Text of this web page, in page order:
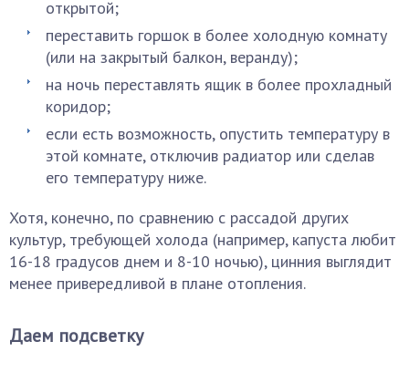
открытой;
переставить горшок в более холодную комнату
(или на закрытый балкон, веранду);
на ночь переставлять ящик в более прохладный
коридор;
если есть возможность, опустить температуру в
этой комнате, отключив радиатор или сделав
его температуру ниже.
Хотя, конечно, по сравнению с рассадой других
культур, требующей холода (например, капуста любит
16-18 градусов днем и 8-10 ночью), цинния выглядит
менее привередливой в плане отопления.
Даем подсветку